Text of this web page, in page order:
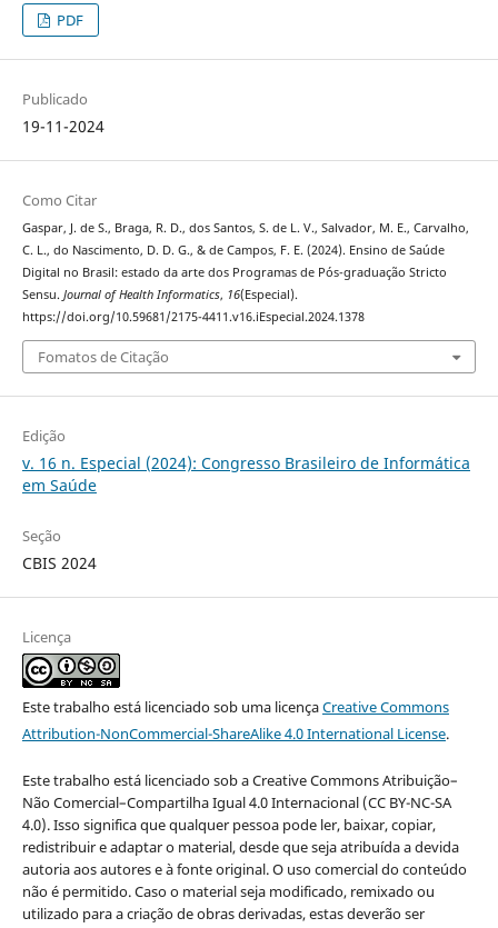
PDF
Publicado
19-11-2024
Como Citar
Gaspar, J. de S., Braga, R. D., dos Santos, S. de L. V., Salvador, M. E., Carvalho,
C. L., do Nascimento, D. D. G., & de Campos, F. E. (2024). Ensino de Saúde
Digital no Brasil: estado da arte dos Programas de Pós-graduação Stricto
Sensu. Journal of Health Informatics, 16(Especial).
https://doi.org/10.59681/2175-4411.v16.iEspecial.2024.1378
Fomatos de Citação
Edição
v. 16 n. Especial (2024): Congresso Brasileiro de Informática
em Saúde
Seção
CBIS 2024
Licença
Este trabalho está licenciado sob uma licençaCreative Commons
Attribution-NonCommercial-ShareAlike 4.0 International License.
Este trabalho está licenciado sob a Creative Commons Atribuição–
Não Comercial–Compartilha Igual 4.0 Internacional (CC BY-NC-SA
4.0). Isso significa que qualquer pessoa pode ler, baixar, copiar,
redistribuir e adaptar o material, desde que seja atribuída a devida
autoria aos autores e à fonte original. O uso comercial do conteúdo
não é permitido. Caso o material seja modificado, remixado ou
utilizado para a criação de obras derivadas, estas deverão ser